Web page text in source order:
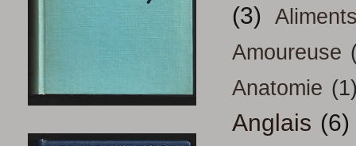
(3)
Amoureuse
Anatomie
Anglais (6)